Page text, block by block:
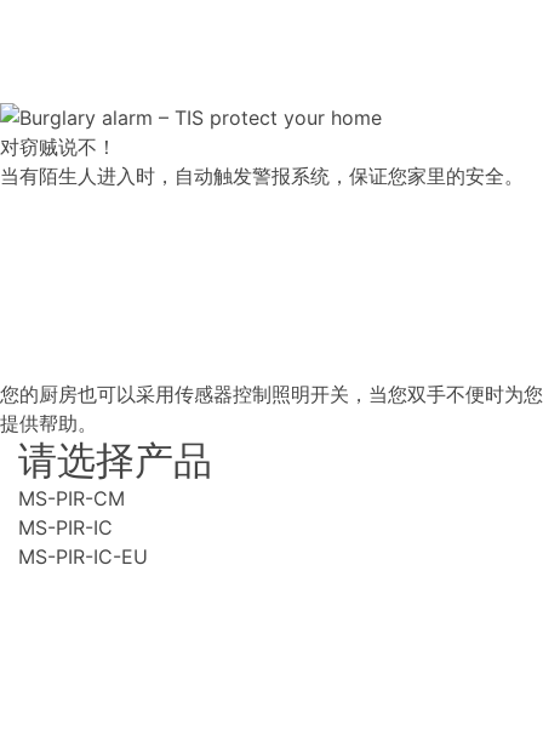
对窃贼说不！
当有陌生人进入时，自动触发警报系统，保证您家里的安全。
您的厨房也可以采用传感器控制照明开关，当您双手不便时为您
提供帮助。
请选择产品
MS-PIR-CM
MS-PIR-IC
MS-PIR-IC-EU